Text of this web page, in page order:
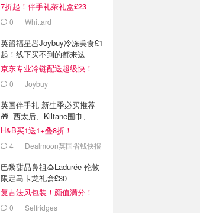
7折起！伴手礼茶礼盒£23
0 Whittard
英留福星🥟Joybuy冷冻美食£1
起！线下买不到的都来这
京东专业冷链配送超级快！
0 Joybuy
英国伴手礼 新生季必买推荐
🎁- 西太后、Kiltane围巾、
Burberry
H&B买1送1+叠8折！
4 Dealmoon英国省钱快报
巴黎甜品鼻祖🍮Ladurée 伦敦
限定马卡龙礼盒£30
复古法风包装！颜值满分！
0 Selfridges